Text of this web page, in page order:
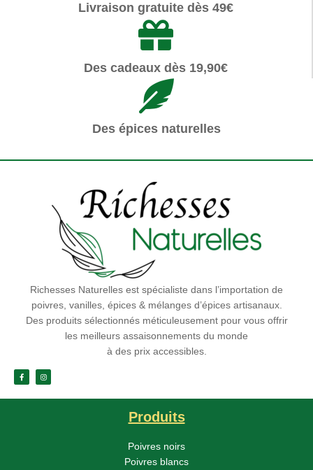
Livraison gratuite dès 49€
Des cadeaux dès 19,90€
Des épices naturelles
Richesses Naturelles est spécialiste dans l’importation de
poivres, vanilles, épices & mélanges d’épices artisanaux.
Des produits sélectionnés méticuleusement pour vous offrir
les meilleurs assaisonnements du monde
à des prix accessibles.
Produits
Poivres noirs
Poivres blancs